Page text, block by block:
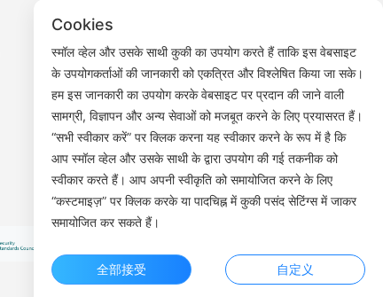
वीचैट ऑफिसियल अकाउंट
Cookies
स्मॉल व्हेल और उसके साथी कुकी का उपयोग करते हैं ताकि इस वेबसाइट
के उपयोगकर्ताओं की जानकारी को एकत्रित और विश्लेषित किया जा सके।
हम इस जानकारी का उपयोग करके वेबसाइट पर प्रदान की जाने वाली
सामग्री, विज्ञापन और अन्य सेवाओं को मजबूत करने के लिए प्रयासरत हैं।
“सभी स्वीकार करें” पर क्लिक करना यह स्वीकार करने के रूप में है कि
आप स्मॉल व्हेल और उसके साथी के द्वारा उपयोग की गई तकनीक को
स्वीकार करते हैं। आप अपनी स्वीकृति को समायोजित करने के लिए
“कस्टमाइज़” पर क्लिक करके या पादचिह्न में कुकी पसंद सेटिंग्स में जाकर
समायोजित कर सकते हैं।
全部接受 自定义